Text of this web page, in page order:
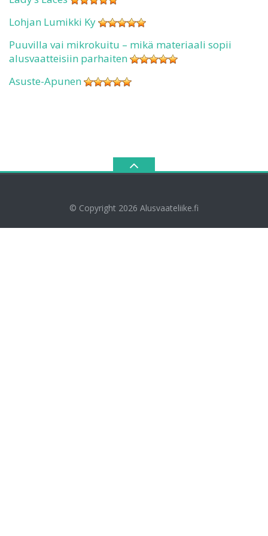
Lohjan Lumikki Ky
Puuvilla vai mikrokuitu – mikä materiaali sopii
alusvaatteisiin parhaiten
Asuste-Apunen
© Copyright 2026 Alusvaateliike.fi